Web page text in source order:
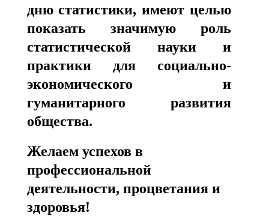
дню статистики, имеют целью
показать значимую роль
статистической науки и
практики для социально-
экономического и
гуманитарного развития
общества.
Желаем успехов в
профессиональной
деятельности, процветания и
здоровья!